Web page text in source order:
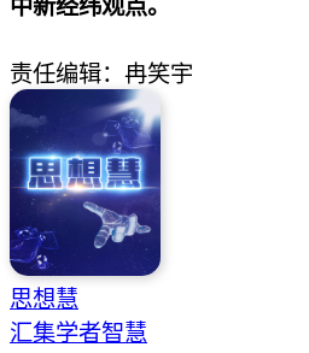
中新经纬观点。
责任编辑：冉笑宇
思想慧
汇集学者智慧